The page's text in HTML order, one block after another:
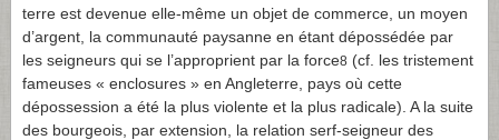
terre est devenue elle-même un objet de commerce, un moyen
d’argent, la communauté paysanne en étant dépossédée par
les seigneurs qui se l’approprient par la force8 (cf. les tristement
fameuses « enclosures » en Angleterre, pays où cette
dépossession a été la plus violente et la plus radicale). A la suite
des bourgeois, par extension, la relation serf-seigneur des